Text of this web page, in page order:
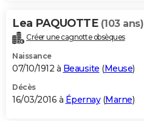
Lea PAQUOTTE (103 ans)
Créer une cagnotte obsèques
Naissance
07/10/1912 à Beausite (Meuse)
Décès
16/03/2016 à Épernay(Marne)